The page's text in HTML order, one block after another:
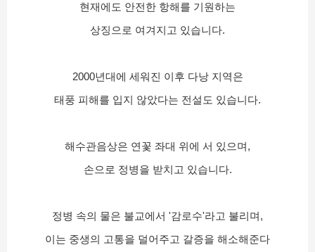
현재에도 안전한 항해를 기원하는
상징으로 여겨지고 있습니다.
2000년대에 세워진 이후 다낭 지역은
태풍 피해를 입지 않았다는 전설도 있습니다.
해수관음상은 연꽃 좌대 위에 서 있으며,
손으로 정병을 받치고 있습니다.
정병 속의 물은 불교에서 '감로수'라고 불리며,
이는 중생의 고통을 덜어주고 갈증을 해소해준다